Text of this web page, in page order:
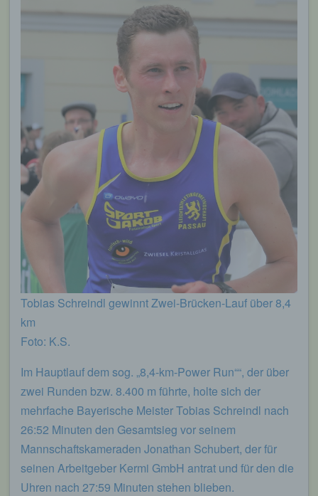
Tobias Schreindl gewinnt Zwei-Brücken-Lauf über 8,4
km
Foto: K.S.
Im Hauptlauf dem sog. „8,4-km-Power Run““, der über
zwei Runden bzw. 8.400 m führte, holte sich der
mehrfache Bayerische Meister Tobias Schreindl nach
26:52 Minuten den Gesamtsieg vor seinem
Mannschaftskameraden Jonathan Schubert, der für
seinen Arbeitgeber Kermi GmbH antrat und für den die
Uhren nach 27:59 Minuten stehen blieben.